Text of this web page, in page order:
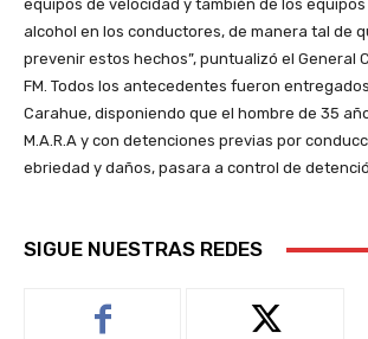
equipos de velocidad y también de los
alcohol en los conductores, de manera tal de
prevenir estos hechos”, puntualizó el General
FM. Todos los antecedentes fueron
Carahue, disponiendo que el hombre de 35
M.A.R.A y con detenciones previas por
ebriedad y daños, pasara a control de
SIGUE NUESTRAS REDES